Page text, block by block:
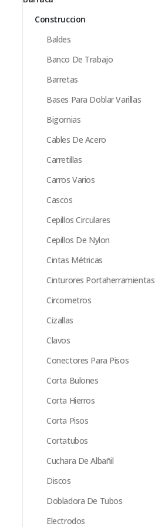
Construccion
Baldes
Banco De Trabajo
Barretas
Bases Para Doblar Varillas
Bigornias
Cables De Acero
Carretillas
Carros Varios
Cascos
Cepillos Circulares
Cepillos De Nylon
Cintas Métricas
Cinturores Portaherramientas
Circometros
Cizallas
Clavos
Conectores Para Pisos
Corta Bulones
Corta Hierros
Corta Pisos
Cortatubos
Cuchara De Albañil
Discos
Dobladora De Tubos
Electrodos